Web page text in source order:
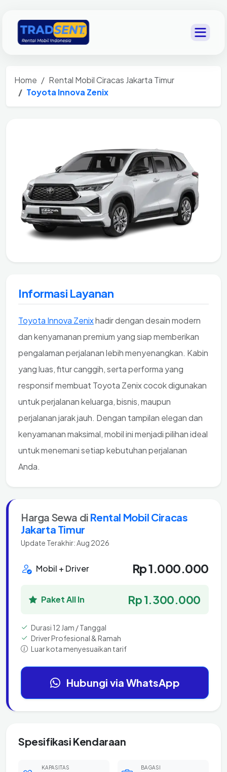
Home
Rental Mobil Ciracas Jakarta Timur
Toyota Innova Zenix
Informasi Layanan
Toyota Innova Zenixhadir dengan desain modern
dan kenyamanan premium yang siap memberikan
pengalaman perjalanan lebih menyenangkan. Kabin
yang luas, fitur canggih, serta performa yang
responsif membuat Toyota Zenix cocok digunakan
untuk perjalanan keluarga, bisnis, maupun
perjalanan jarak jauh. Dengan tampilan elegan dan
kenyamanan maksimal, mobil ini menjadi pilihan ideal
untuk menemani setiap kebutuhan perjalanan
Anda.
Harga Sewa di Rental Mobil Ciracas
Jakarta Timur
Update Terakhir: Aug 2026
Mobil + Driver Rp 1.000.000
Paket All In Rp 1.300.000
Durasi 12 Jam / Tanggal
Driver Profesional & Ramah
Luar kota menyesuaikan tarif
Hubungi via WhatsApp
Spesifikasi Kendaraan
KAPASITAS BAGASI